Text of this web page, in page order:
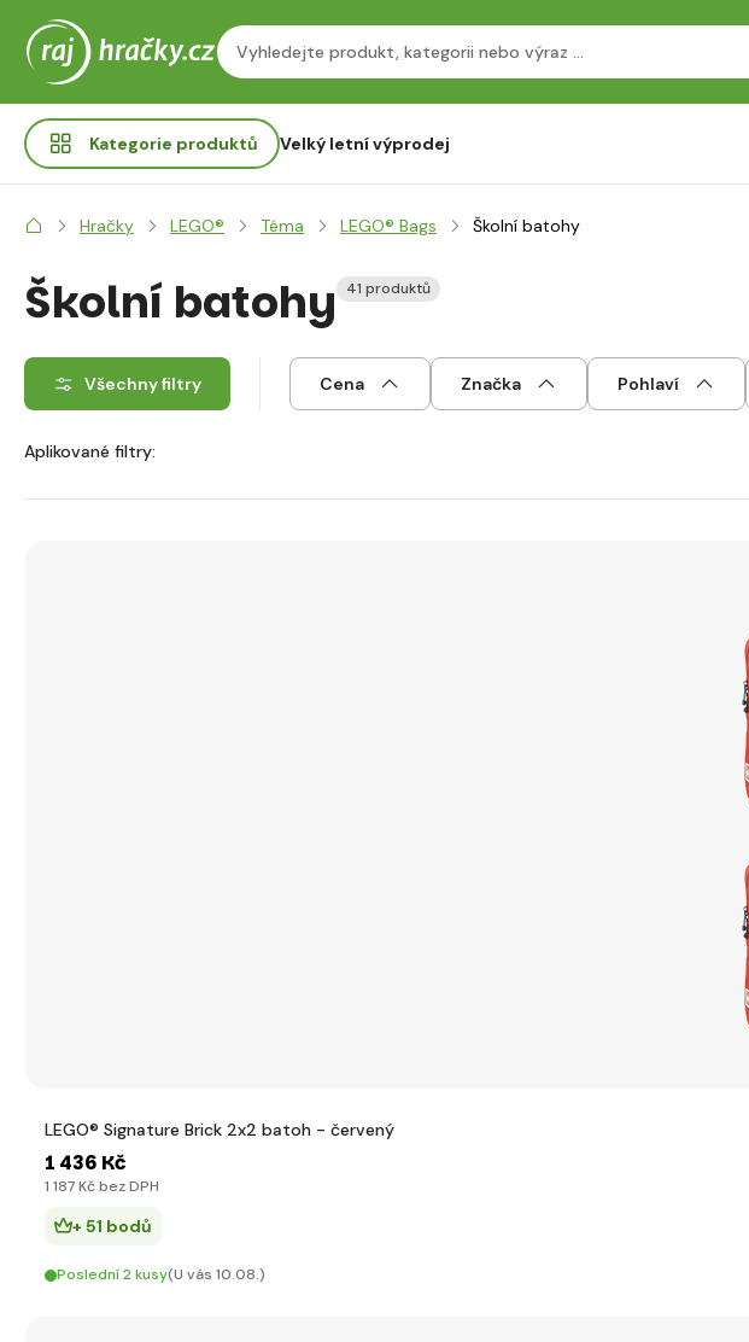
Kategorie produktů Velký letní výprodej
Hračky LEGO® Téma LEGO® Bags Školní batohy
Školní batohy 41 produktů
Všechny filtry Cena Značka Pohlaví
Aplikované filtry:
LEGO® Signature Brick 2x2 batoh - červený
1 436 Kč
1 187 Kč bez DPH
+ 51 bodů
Poslední 2 kusy(U vás 10.08.)